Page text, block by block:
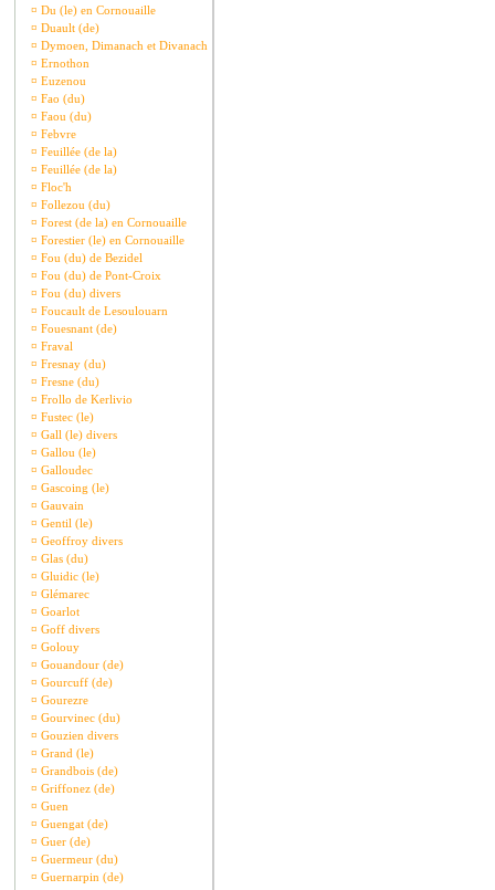
¤ Du (le) en Cornouaille
¤ Duault (de)
¤ Dymoen, Dimanach et Divanach
¤ Ernothon
¤ Euzenou
¤ Fao (du)
¤ Faou (du)
¤ Febvre
¤ Feuillée (de la)
¤ Feuillée (de la)
¤ Floc'h
¤ Follezou (du)
¤ Forest (de la) en Cornouaille
¤ Forestier (le) en Cornouaille
¤ Fou (du) de Bezidel
¤ Fou (du) de Pont-Croix
¤ Fou (du) divers
¤ Foucault de Lesoulouarn
¤ Fouesnant (de)
¤ Fraval
¤ Fresnay (du)
¤ Fresne (du)
¤ Frollo de Kerlivio
¤ Fustec (le)
¤ Gall (le) divers
¤ Gallou (le)
¤ Galloudec
¤ Gascoing (le)
¤ Gauvain
¤ Gentil (le)
¤ Geoffroy divers
¤ Glas (du)
¤ Gluidic (le)
¤ Glémarec
¤ Goarlot
¤ Goff divers
¤ Golouy
¤ Gouandour (de)
¤ Gourcuff (de)
¤ Gourezre
¤ Gourvinec (du)
¤ Gouzien divers
¤ Grand (le)
¤ Grandbois (de)
¤ Griffonez (de)
¤ Guen
¤ Guengat (de)
¤ Guer (de)
¤ Guermeur (du)
¤ Guernarpin (de)